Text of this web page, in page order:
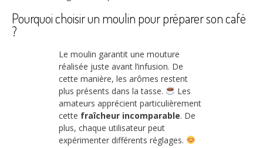
Pourquoi choisir un moulin pour préparer son café
?
Le moulin garantit une mouture
réalisée juste avant l’infusion. De
cette manière, les arômes restent
plus présents dans la tasse.
Les
amateurs apprécient particulièrement
cette fraîcheur incomparable. De
plus, chaque utilisateur peut
expérimenter différents réglages.